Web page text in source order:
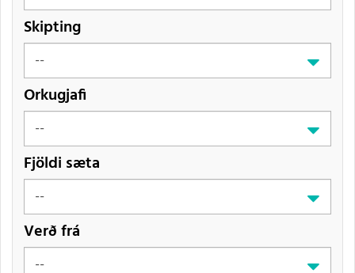
Skipting
Orkugjafi
Fjöldi sæta
Verð frá